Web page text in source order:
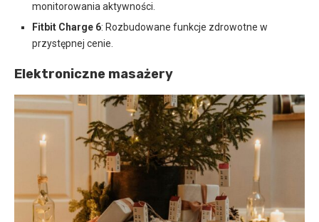
monitorowania aktywności.
Fitbit Charge 6: Rozbudowane funkcje zdrowotne w
przystępnej cenie.
Elektroniczne masażery